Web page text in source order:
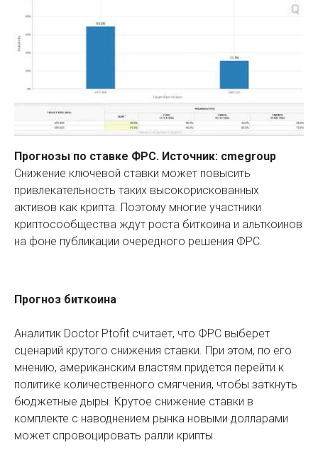
Прогнозы по ставке ФРС. Источник: cmegroup
Снижение ключевой ставки может повысить
привлекательность таких высокорискованных
активов как крипта. Поэтому многие участники
криптосообщества ждут роста биткоина и альткоинов
на фоне публикации очередного решения ФРС.
Прогноз биткоина
Аналитик Doctor Ptofit считает, что ФРС выберет
сценарий крутого снижения ставки. При этом, по его
мнению, американским властям придется перейти к
политике количественного смягчения, чтобы заткнуть
бюджетные дыры. Крутое снижение ставки в
комплекте с наводнением рынка новыми долларами
может спровоцировать ралли крипты.